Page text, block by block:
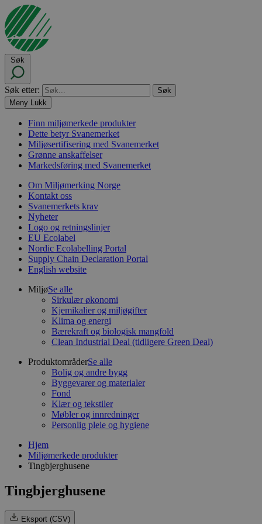
Søk
Søk etter:
Meny Lukk
Finn miljømerkede produkter
Dette betyr Svanemerket
Miljøsertifisering med Svanemerket
Grønne anskaffelser
Markedsføring med Svanemerket
Om Miljømerking Norge
Kontakt oss
Svanemerkets krav
Nyheter
Logo og retningslinjer
EU Ecolabel
Nordic Ecolabelling Portal
Supply Chain Declaration Portal
English website
MiljøSe alle
Sirkulær økonomi
Kjemikalier og miljøgifter
Klima og energi
Bærekraft og biologisk mangfold
Clean Industrial Deal (tidligere Green Deal)
ProduktområderSe alle
Bolig og andre bygg
Byggevarer og materialer
Fond
Klær og tekstiler
Møbler og innredninger
Personlig pleie og hygiene
Hjem
Miljømerkede produkter
Tingbjerghusene
Tingbjerghusene
Eksport (CSV)